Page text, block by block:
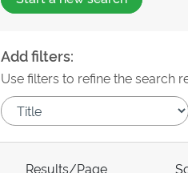
Add filters:
Use filters to refine the search
Results/Page